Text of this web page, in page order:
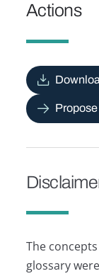
Actions
The
glossary